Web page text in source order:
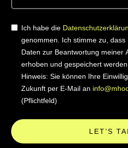
Ich habe die
genommen. Ich stimme zu, dass
Daten zur Beantwortung meiner
erhoben und gespeichert
Hinweis: Sie können Ihre
Zukunft per E-Mail an
(Pflichtfeld)
LET’S